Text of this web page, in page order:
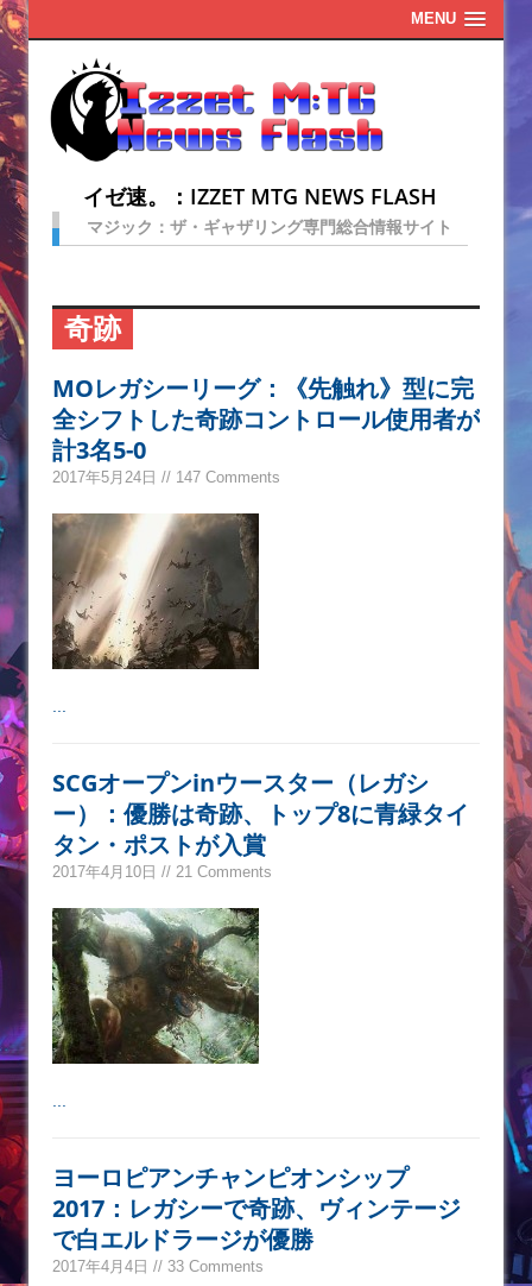
MENU
イゼ速。：IZZET MTG NEWS FLASH
マジック：ザ・ギャザリング専門総合情報サイト
奇跡
MOレガシーリーグ：《先触れ》型に完
全シフトした奇跡コントロール使用者が
計3名5-0
2017年5月24日 // 147 Comments
SCGオープンinウースター（レガシ
ー）：優勝は奇跡、トップ8に青緑タイ
タン・ポストが入賞
2017年4月10日 // 21 Comments
ヨーロピアンチャンピオンシップ
2017：レガシーで奇跡、ヴィンテージ
で白エルドラージが優勝
2017年4月4日 // 33 Comments